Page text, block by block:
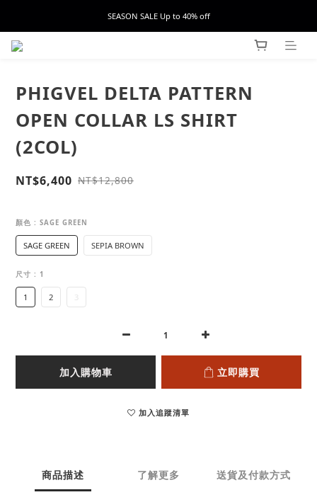
SEASON SALE Up to 40% off
PHIGVEL DELTA PATTERN
OPEN COLLAR LS SHIRT
(2COL)
NT$6,400 NT$12,800
顏色 : SAGE GREEN
SAGE GREEN SEPIA BROWN
尺寸 : 1
1 2 3
加入購物車 立即購買
加入追蹤清單
商品描述 了解更多 送貨及付款方式